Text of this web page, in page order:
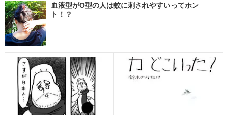
血液型がO型の人は蚊に刺されやすいってホン
ト！？